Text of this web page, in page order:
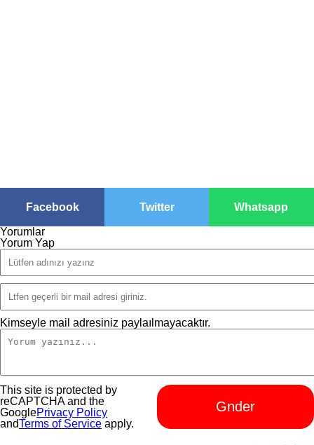
Facebook Twitter Whatsapp
Yorumlar
Yorum Yap
Kimseyle mail adresiniz paylaılmayacaktır.
Gnder
This site is protected by
reCAPTCHA and the
GooglePrivacy Policy
andTerms of Service apply.